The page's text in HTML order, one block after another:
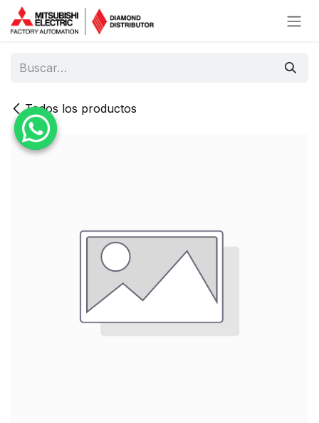
Ir al contenido
Todos los productos